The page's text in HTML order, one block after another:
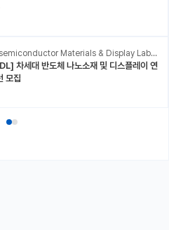
한양대학교 Nanosemiconductor Materials & Display Laboratory
차세대 반도체 나노소재 및 디스플레이 연
모집